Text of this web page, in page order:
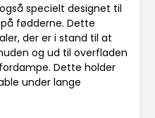
specielt designet til
fødderne. Dette
der er i stand til at
og ud til overfladen
Dette holder
under lange